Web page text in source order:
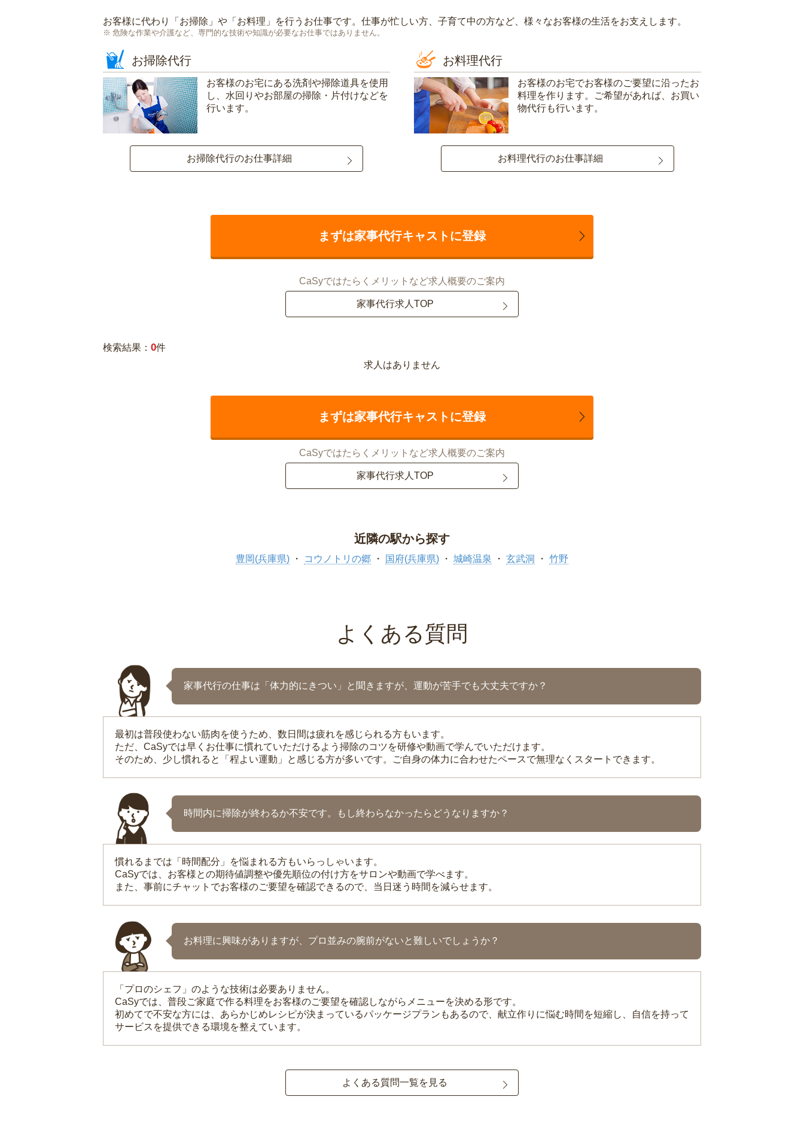
お客様に代わり「 お掃除 」や「 お料理 」を行うお仕事です。仕事が忙しい方、子育て中の方など、様々なお客様の生活をお支えします。
危険な作業や介護など、専門的な技術や知識が必要なお仕事ではありません。
お掃除代行
お客様のお宅にある洗剤や掃除道具を使用
し、水回りやお部屋の掃除・片付けなどを
行います。
お掃除代行のお仕事詳細
お料理代行
お客様のお宅でお客様のご要望に沿ったお
料理を作ります。ご希望があれば、お買い
物代行も行います。
お料理代行のお仕事詳細
まずは家事代行キャストに登録
CaSyではたらくメリットなど求人概要のご案内
家事代行求人TOP
検索結果： 0件
求人はありません
まずは家事代行キャストに登録
CaSyではたらくメリットなど求人概要のご案内
家事代行求人TOP
近隣の駅から探す
豊岡(兵庫県) コウノトリの郷 国府(兵庫県) 城崎温泉 玄武洞 竹野
よくある質問
家事代行の仕事は「体力的にきつい」と聞きますが、運動が苦手でも大丈夫ですか？
最初は普段使わない筋肉を使うため、数日間は疲れを感じられる方もいます。
ただ、CaSyでは早くお仕事に慣れていただけるよう掃除のコツを研修や動画で学んでいただけます。
そのため、少し慣れると「程よい運動」と感じる方が多いです。ご自身の体力に合わせたペースで無理なくスタートできます。
時間内に掃除が終わるか不安です。もし終わらなかったらどうなりますか？
慣れるまでは「時間配分」を悩まれる方もいらっしゃいます。
CaSyでは、お客様との期待値調整や優先順位の付け方をサロンや動画で学べます。
また、事前にチャットでお客様のご要望を確認できるので、当日迷う時間を減らせます。
お料理に興味がありますが、プロ並みの腕前がないと難しいでしょうか？
「プロのシェフ」のような技術は必要ありません。
CaSyでは、普段ご家庭で作る料理をお客様のご要望を確認しながらメニューを決める形です。
初めてで不安な方には、あらかじめレシピが決まっているパッケージプランもあるので、献立作りに悩む時間を短縮し、自信を持って
サービスを提供できる環境を整えています。
よくある質問一覧を見る